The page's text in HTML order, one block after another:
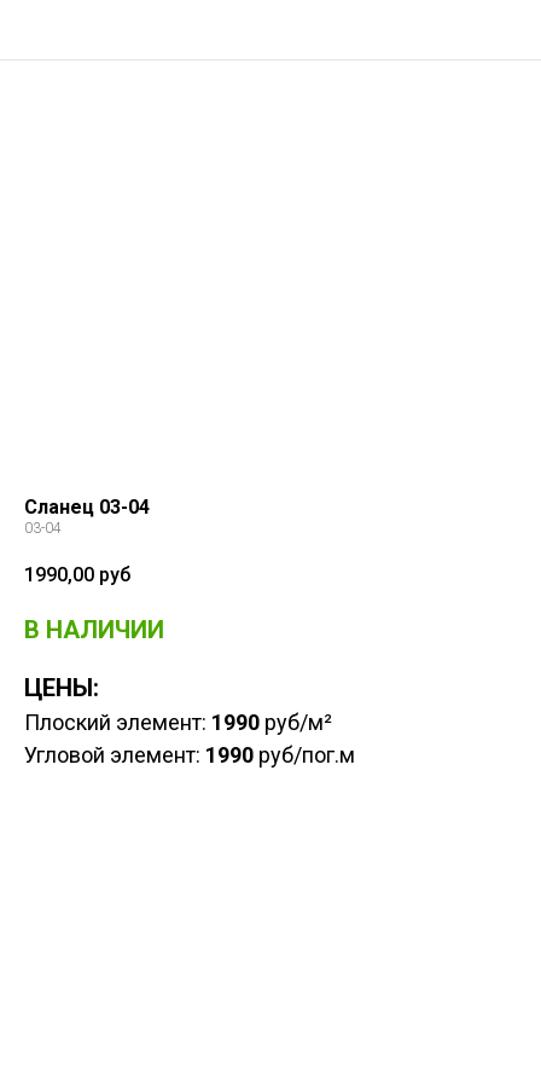
Сланец 03-04
03-04
1990,00 руб
В НАЛИЧИИ
ЦЕНЫ:
Плоский элемент: 1990 руб/м²
Угловой элемент: 1990 руб/пог.м